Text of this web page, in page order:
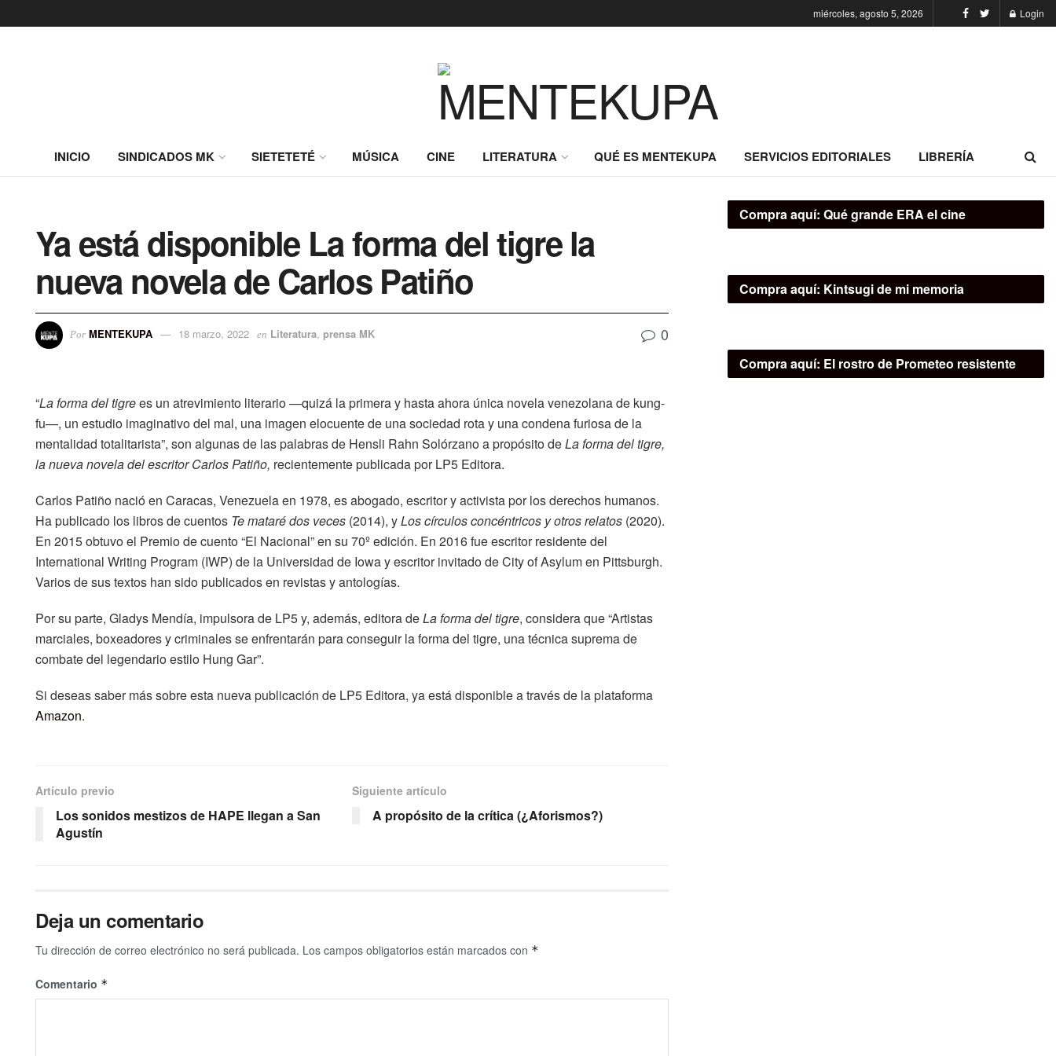
miércoles, agosto 5, 2026 Login
INICIO SINDICADOS MK SIETETETÉ MÚSICA CINE LITERATURA QUÉ ES MENTEKUPA SERVICIOS EDITORIALES LIBRERÍA
Ya está disponible La forma del tigre la
nueva novela de Carlos Patiño
Por MENTEKUPA 18 marzo, 2022 en Literatura, prensa MK 0
“La forma del tigrees un atrevimiento literario —quizá la primera y hasta ahora única novela venezolana de kung-
fu—, un estudio imaginativo del mal, una imagen elocuente de una sociedad rota y una condena furiosa de la
mentalidad totalitarista”, son algunas de las palabras de Hensli Rahn Solórzano a propósito deLa forma del tigre,
la nueva novela del escritor Carlos Patiño, recientemente publicada por LP5 Editora.
Carlos Patiño nació en Caracas, Venezuela en 1978, es abogado, escritor y activista por los derechos humanos.
Ha publicado los libros de cuentos Te mataré dos veces (2014), yLos círculos concéntricos y otros relatos (2020).
En 2015 obtuvo el Premio de cuento “El Nacional” en su 70º edición. En 2016 fue escritor residente del
International Writing Program (IWP) de la Universidad de Iowa y escritor invitado de City of Asylum en Pittsburgh.
Varios de sus textos han sido publicados en revistas y antologías.
Por su parte, Gladys Mendía, impulsora de LP5 y, además, editora deLa forma del tigre, considera que “Artistas
marciales, boxeadores y criminales se enfrentarán para conseguir la forma del tigre, una técnica suprema de
combate del legendario estilo Hung Gar”.
Si deseas saber más sobre esta nueva publicación de LP5 Editora, ya está disponible a través de la plataforma
Amazon.
Artículo previo
Los sonidos mestizos de HAPE llegan a San
Agustín
Siguiente artículo
A propósito de la crítica (¿Aforismos?)
Deja un comentario
Tu dirección de correo electrónico no será publicada. Los campos obligatorios están marcados con *
Comentario *
Compra aquí: Qué grande ERA el cine
Compra aquí: Kintsugi de mi memoria
Compra aquí: El rostro de Prometeo resistente